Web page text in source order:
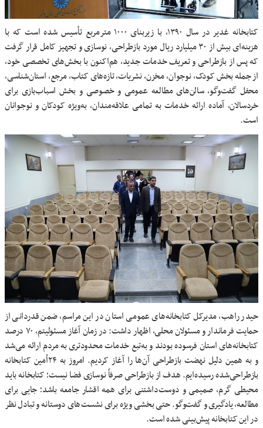
کتابخانه غدیر در سال ۱۳۹۰، با زیربنای ۱۰۰۰ مترمربع تأسیس شده است که با
هزینه‌ای بیش از ۳۰ میلیارد ریال مورد بازطراحی، نوسازی و تجهیز کامل قرار گرفت
که پس از بازطراحی و تعریف خدمات جدید، هم‌اکنون با بخش‌های تخصصی خود،
از جمله بخش کودک، نوجوان، مخزن، نشریات، تازه‌های کتاب، مرجع، استان‌شناسی،
محفل گفت‌وگو، سالن‌های مطالعه عمومی و خصوصی و بخش اسباب‌بازی برای
خردسالان، آماده ارائه خدمات به تمامی علاقه‌مندان، به‌ویژه کودکان و نوجوانان
است.
حیدر راهب، مدیرکل کتابخانه‌های عمومی استان در این مراسم، ضمن قدردانی از
حمایت فرماندار و مسئولان محلی، اظهار داشت: در زمان آغاز مسئولیتم، ۷۰ درصد
کتابخانه‌های استان فرسوده بودند و به‌تبع خدمات محدودتری به مردم ارائه می‌شد
و به همین دلیل نهضت بازطراحی آن‌ها را آغاز کردیم. امروز به ۲۴اُمین کتابخانه
بازطراحی‌شده رسیده‌ایم. هدف از بازطراحی صرفاً نوسازی فضا نیست؛ کتابخانه باید
محیطی گرم، صمیمی و دوست‌داشتنی برای همه اقشار جامعه باشد؛ جایی برای
مطالعه، یادگیری و گفت‌وگو. حتی بخشی ویژه برای نشست‌های دوستانه و تبادل نظر
در این کتابخانه پیش‌بینی شده است.